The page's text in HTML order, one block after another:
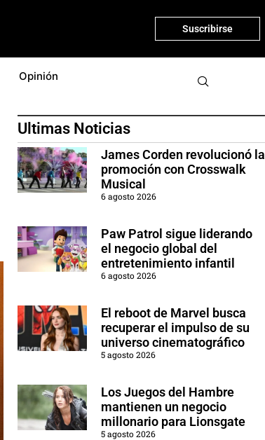
Suscribirse
Opinión
Ultimas Noticias
James Corden revolucionó la
promoción con Crosswalk
Musical
6 agosto 2026
Paw Patrol sigue liderando
el negocio global del
entretenimiento infantil
6 agosto 2026
El reboot de Marvel busca
recuperar el impulso de su
universo cinematográfico
5 agosto 2026
Los Juegos del Hambre
mantienen un negocio
millonario para Lionsgate
5 agosto 2026